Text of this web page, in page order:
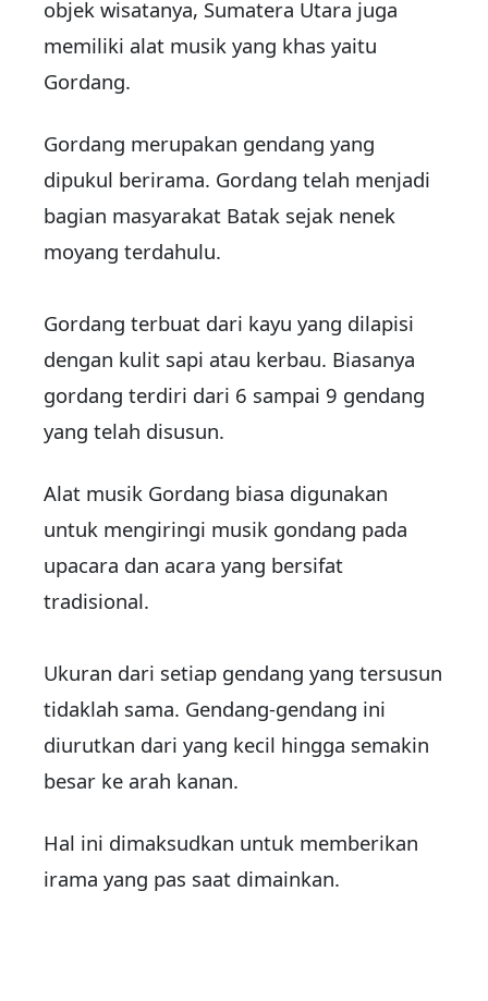
objek wisatanya, Sumatera Utara juga
memiliki alat musik yang khas yaitu
Gordang.
Gordang merupakan gendang yang
dipukul berirama. Gordang telah menjadi
bagian masyarakat Batak sejak nenek
moyang terdahulu.
Gordang terbuat dari kayu yang dilapisi
dengan kulit sapi atau kerbau. Biasanya
gordang terdiri dari 6 sampai 9 gendang
yang telah disusun.
Alat musik Gordang biasa digunakan
untuk mengiringi musik gondang pada
upacara dan acara yang bersifat
tradisional.
Ukuran dari setiap gendang yang tersusun
tidaklah sama. Gendang-gendang ini
diurutkan dari yang kecil hingga semakin
besar ke arah kanan.
Hal ini dimaksudkan untuk memberikan
irama yang pas saat dimainkan.